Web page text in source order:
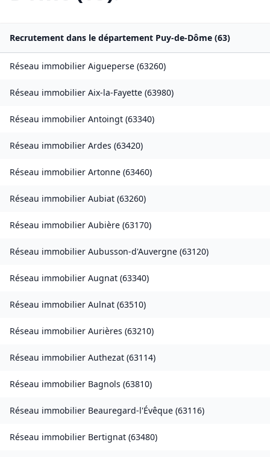
Recrutement dans le département Puy-de-Dôme (63)
Réseau immobilier Aigueperse (63260)
Réseau immobilier Aix-la-Fayette (63980)
Réseau immobilier Antoingt (63340)
Réseau immobilier Ardes (63420)
Réseau immobilier Artonne (63460)
Réseau immobilier Aubiat (63260)
Réseau immobilier Aubière (63170)
Réseau immobilier Aubusson-d'Auvergne (63120)
Réseau immobilier Augnat (63340)
Réseau immobilier Aulnat (63510)
Réseau immobilier Aurières (63210)
Réseau immobilier Authezat (63114)
Réseau immobilier Bagnols (63810)
Réseau immobilier Beauregard-l'Évêque (63116)
Réseau immobilier Bertignat (63480)